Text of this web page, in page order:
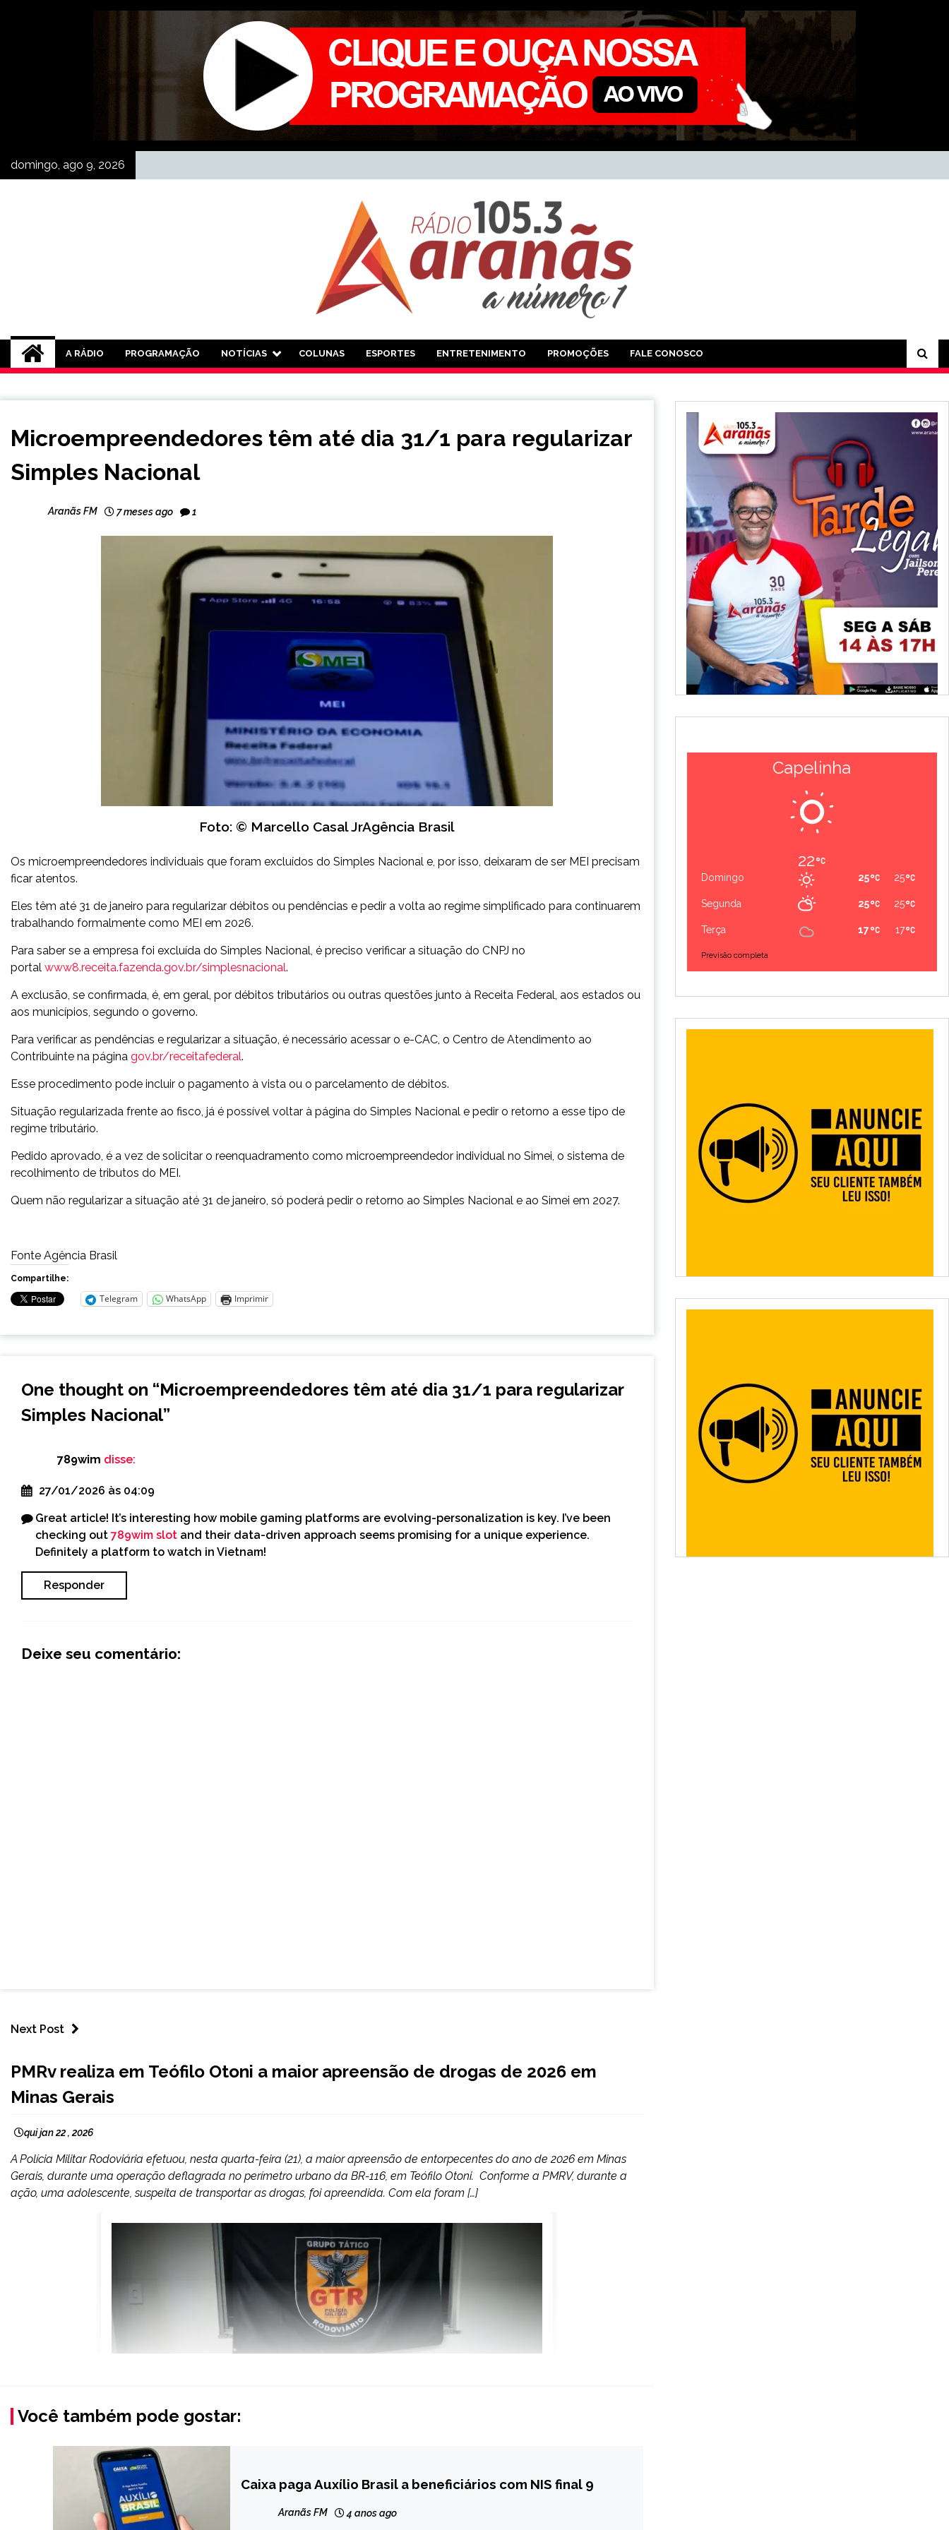
domingo, ago 9, 2026
Rádio Aranãs 105.3
A RÁDIO PROGRAMAÇÃO NOTÍCIAS COLUNAS ESPORTES ENTRETENIMENTO PROMOÇÕES FALE CONOSCO
NOTÍCIAS
Microempreendedores têm até dia 31/1 para regularizar
Simples Nacional
Aranãs FM 7 meses ago 1
Foto: © Marcello Casal JrAgência Brasil
Os microempreendedores individuais que foram excluídos do Simples Nacional e, por isso, deixaram de ser MEI precisam
ficar atentos.
Eles têm até 31 de janeiro para regularizar débitos ou pendências e pedir a volta ao regime simplificado para continuarem
trabalhando formalmente como MEI em 2026.
Para saber se a empresa foi excluída do Simples Nacional, é preciso verificar a situação do CNPJ no
portal www8.receita.fazenda.gov.br/simplesnacional.
A exclusão, se confirmada, é, em geral, por débitos tributários ou outras questões junto à Receita Federal, aos estados ou
aos municípios, segundo o governo.
Para verificar as pendências e regularizar a situação, é necessário acessar o e-CAC, o Centro de Atendimento ao
Contribuinte na página gov.br/receitafederal.
Esse procedimento pode incluir o pagamento à vista ou o parcelamento de débitos.
Situação regularizada frente ao fisco, já é possível voltar à página do Simples Nacional e pedir o retorno a esse tipo de
regime tributário.
Pedido aprovado, é a vez de solicitar o reenquadramento como microempreendedor individual no Simei, o sistema de
recolhimento de tributos do MEI.
Quem não regularizar a situação até 31 de janeiro, só poderá pedir o retorno ao Simples Nacional e ao Simei em 2027.
Fonte Agência Brasil
Compartilhe:
Telegram WhatsApp Imprimir
One thought on “Microempreendedores têm até dia 31/1 para regularizar
Simples Nacional”
789wim disse:
27/01/2026 às 04:09
Great article! It’s interesting how mobile gaming platforms are evolving-personalization is key. I’ve been
checking out 789wim slot and their data-driven approach seems promising for a unique experience.
Definitely a platform to watch in Vietnam!
Responder
Deixe seu comentário:
Next Post
GERAIS
NOTÍCIAS
PMRv realiza em Teófilo Otoni a maior apreensão de drogas de 2026 em
Minas Gerais
qui jan 22 , 2026
A Polícia Militar Rodoviária efetuou, nesta quarta-feira (21), a maior apreensão de entorpecentes do ano de 2026 em Minas
Gerais, durante uma operação deflagrada no perímetro urbano da BR-116, em Teófilo Otoni. Conforme a PMRV, durante a
ação, uma adolescente, suspeita de transportar as drogas, foi apreendida. Com ela foram […]
Você também pode gostar:
BRASIL
NOTÍCIAS
Caixa paga Auxílio Brasil a beneficiários com NIS final 9
Aranãs FM 4 anos ago
Capelinha
22
Domingo 25
25
Segunda 25
25
Terça 17
17
Previsão completa